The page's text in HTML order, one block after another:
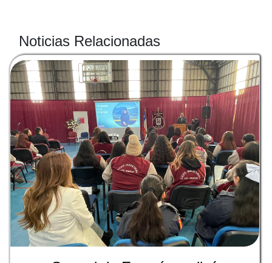
Noticias Relacionadas